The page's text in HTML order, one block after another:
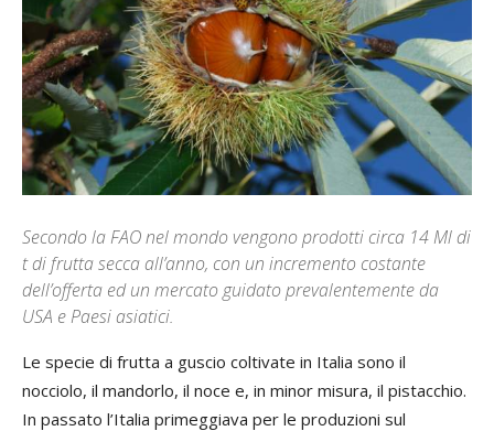
Secondo la FAO nel mondo vengono prodotti circa 14 Ml di
t di frutta secca all’anno, con un incremento costante
dell’offerta ed un mercato guidato prevalentemente da
USA e Paesi asiatici.
Le specie di frutta a guscio coltivate in Italia sono il
nocciolo, il mandorlo, il noce e, in minor misura, il pistacchio.
In passato l’Italia primeggiava per le produzioni sul